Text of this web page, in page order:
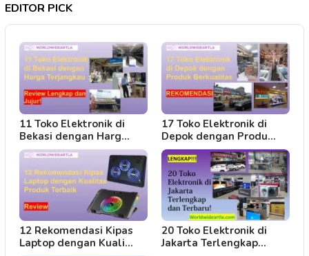
EDITOR PICK
11 Toko Elektronik di
Bekasi dengan Harg…
17 Toko Elektronik di
Depok dengan Produ…
12 Rekomendasi Kipas
Laptop dengan Kuali…
20 Toko Elektronik di
Jakarta Terlengkap…